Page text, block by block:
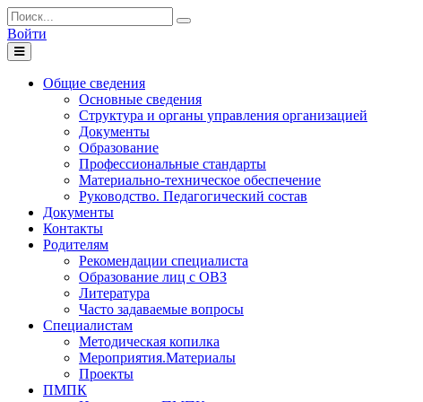
Войти
Toggle
navigation
Общие сведения
Основные сведения
Структура и органы управления организацией
Документы
Образование
Профессиональные стандарты
Материально-техническое обеспечение
Руководство. Педагогический состав
Документы
Контакты
Родителям
Рекомендации специалиста
Образование лиц с ОВЗ
Литература
Часто задаваемые вопросы
Специалистам
Методическая копилка
Мероприятия.Материалы
Проекты
ПМПК